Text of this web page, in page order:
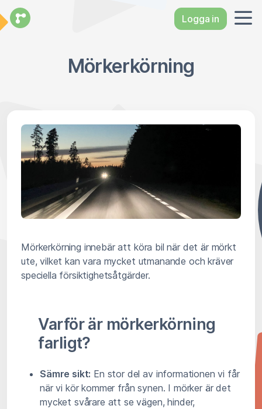
Logga in
Mörkerkörning
Mörkerkörning innebär att köra bil när det är mörkt
ute, vilket kan vara mycket utmanande och kräver
speciella försiktighetsåtgärder.
Varför är mörkerkörning
farligt?
Sämre sikt: En stor del av informationen vi får
när vi kör kommer från synen. I mörker är det
mycket svårare att se vägen, hinder,